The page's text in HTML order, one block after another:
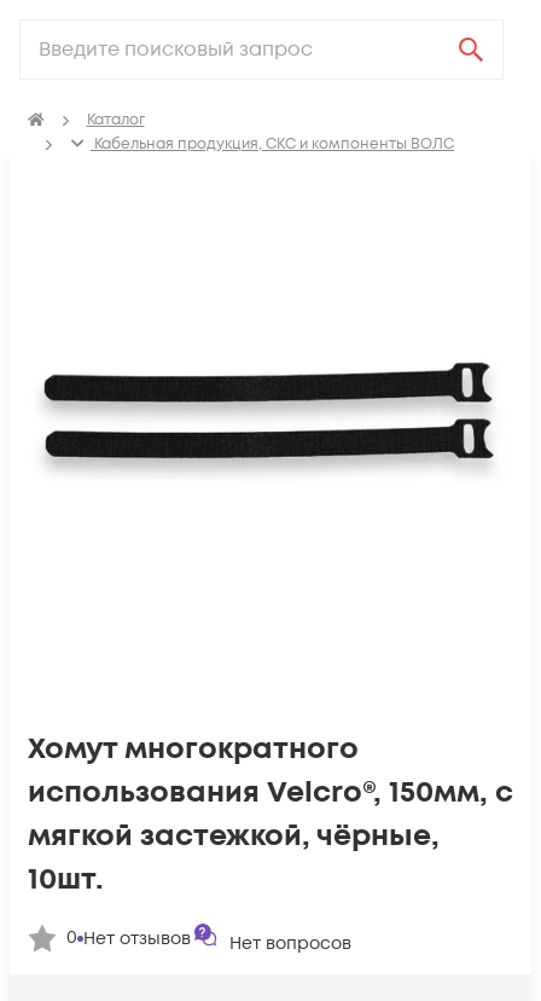
Каталог
Кабельная продукция, СКС и компоненты ВОЛС
Хомут многократного
использования Velcro®, 150мм, с
мягкой застежкой, чёрные,
10шт.
0 Нет отзывов Нет вопросов